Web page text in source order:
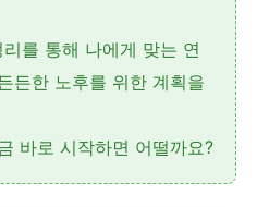
를 통해 나에게 맞는 연
든한 노후를 위한 계획을
바로 시작하면 어떨까요?